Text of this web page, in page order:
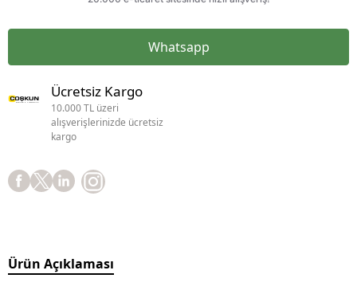
Whatsapp
Ücretsiz Kargo
10.000 TL üzeri
alışverişlerinizde ücretsiz
kargo
Ürün Açıklaması